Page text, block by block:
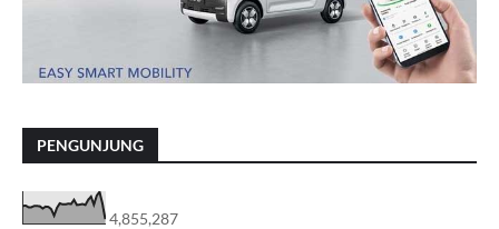
PENGUNJUNG
4,855,287